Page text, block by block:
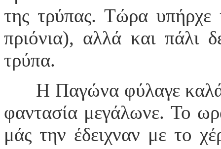
της τρύπας. Τώρα υπήρχε
πριόνια), αλλά και πάλι
τρύπα.
Η Παγώνα φύλαγε καλά
φαντασία μεγάλωνε. Το
μάς την έδειχναν με το